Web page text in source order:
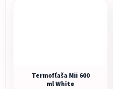
Termofľaša Mii 600
ml White